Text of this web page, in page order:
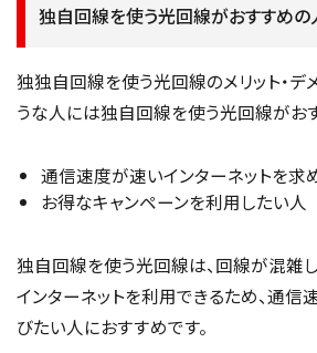
独自回線を使う光回線がおすすめの
独独自回線を使う光回線のメリット・デ
うな人には独自回線を使う光回線がお
通信速度が速いインターネットを求
お得なキャンペーンを利用したい人
独自回線を使う光回線は、回線が混雑
インターネットを利用できるため、通
びたい人におすすめです。